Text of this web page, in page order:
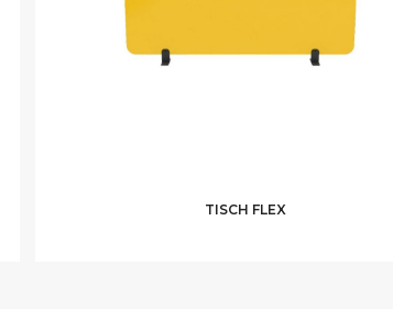
TISCH FLEX